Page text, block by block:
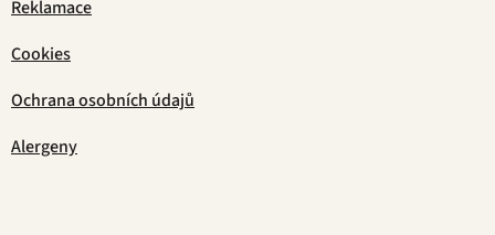
Reklamace
Cookies
Ochrana osobních údajů
Alergeny